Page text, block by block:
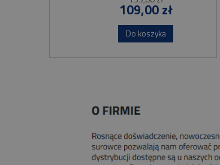
109,00 zł
Do koszyka